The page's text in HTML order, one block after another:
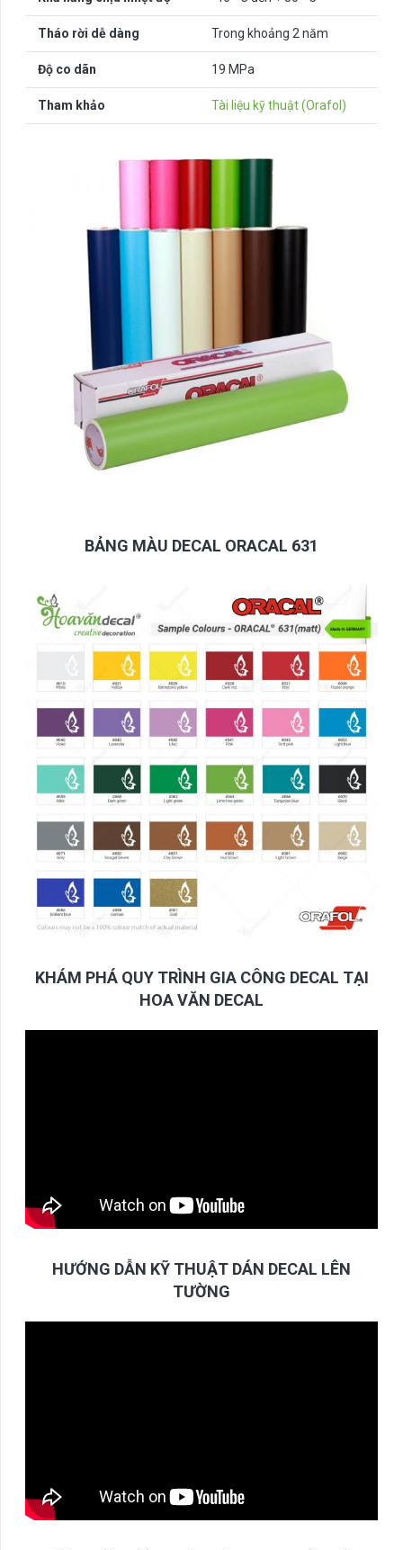
Tháo rời dễ dàng Trong khoảng 2 năm
Độ co dãn 19 MPa
Tham khảo Tài liệu kỹ thuật (Orafol)
BẢNG MÀU DECAL ORACAL 631
KHÁM PHÁ QUY TRÌNH GIA CÔNG DECAL TẠI
HOA VĂN DECAL
HƯỚNG DẪN KỸ THUẬT DÁN DECAL LÊN
TƯỜNG